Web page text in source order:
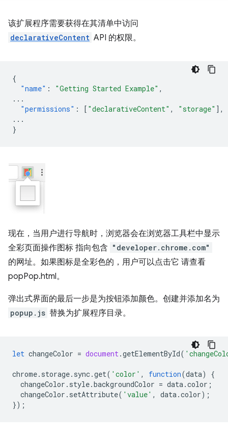
该扩展程序需要获得在其清单中访问
declarativeContent API 的权限。
{
"name" : "Getting Started Example" ,
...
"permissions" : [ "declarativeContent" , "storage" ],
...
}
现在，当用户进行导航时，浏览器会在浏览器工具栏中显示
全彩页面操作图标 指向包含 "developer.chrome.com"
的网址。如果图标是全彩色的，用户可以点击它 请查看
popPop.html。
弹出式界面的最后一步是为按钮添加颜色。创建并添加名为
popup.js 替换为扩展程序目录。
let changeColor = document .getElementById(
chrome. storage. sync.get( 'color' , function(data)
{
changeColor . style.backgroundColor = data .color ;
changeColor . setAttribute( 'value' , data .color);
});